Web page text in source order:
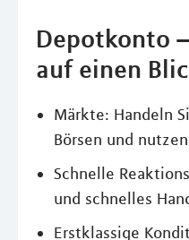
Depotkonto
auf einen
Märkte: Handeln
Börsen und
Schnelle
und schnelles
Erstklassige